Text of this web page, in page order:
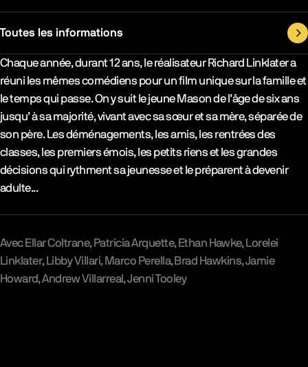
Toutes les informations
Synopsys & Casting
Chaque année, durant 12 ans, le réalisateur Richard Linklater a
réuni les mêmes comédiens pour un film unique sur la famille et
le temps qui passe. On y suit le jeune Mason de l’âge de six ans
jusqu’ à sa majorité, vivant avec sa sœur et sa mère, séparée de
son père. Les déménagements, les amis, les rentrées des
classes, les premiers émois, les petits riens et les grandes
décisions qui rythment sa jeunesse et le préparent à devenir
adulte...
Avec Ellar Coltrane Patricia Arquette Ethan Hawke Lorelei
Linklater Libby Villari Marco Perella Brad HawkinsJamie
HowardAndrew VillarrealJenni Tooley